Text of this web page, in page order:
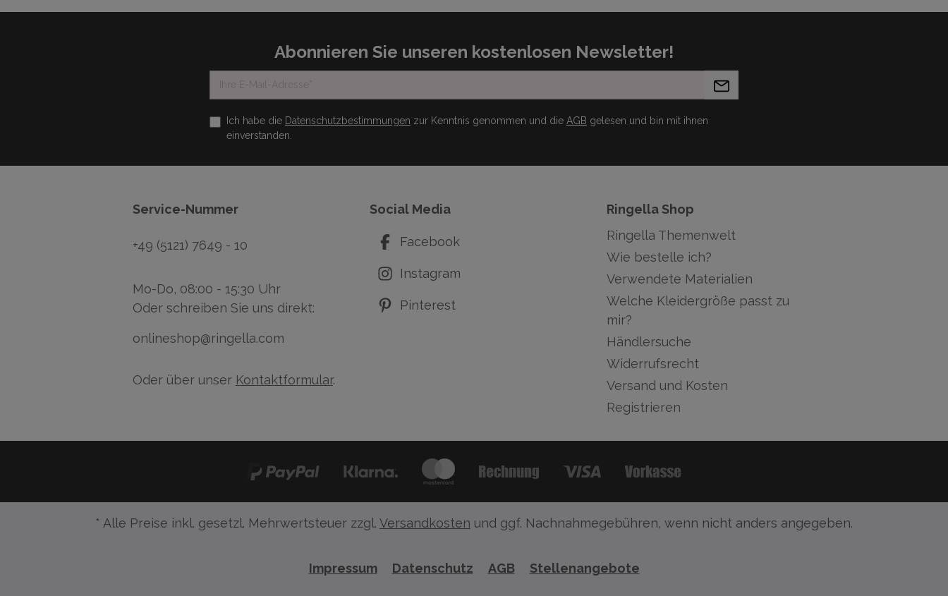
Abonnieren Sie unseren kostenlosen Newsletter!
Ich habe die Datenschutzbestimmungen zur Kenntnis genommen und die AGB gelesen und bin mit ihnen
einverstanden.
Service-Nummer
+49 (5121) 7649 - 10
Mo-Do, 08:00 - 15:30 Uhr
Oder schreiben Sie uns direkt:
onlineshop@ringella.com
Oder über unser Kontaktformular.
Social Media
Facebook
Instagram
Pinterest
Ringella Shop
Ringella Themenwelt
Wie bestelle ich?
Verwendete Materialien
Welche Kleidergröße passt zu
mir?
Händlersuche
Widerrufsrecht
Versand und Kosten
Registrieren
* Alle Preise inkl. gesetzl. Mehrwertsteuer zzgl. Versandkosten und ggf. Nachnahmegebühren, wenn nicht anders angegeben.
Impressum Datenschutz AGB Stellenangebote